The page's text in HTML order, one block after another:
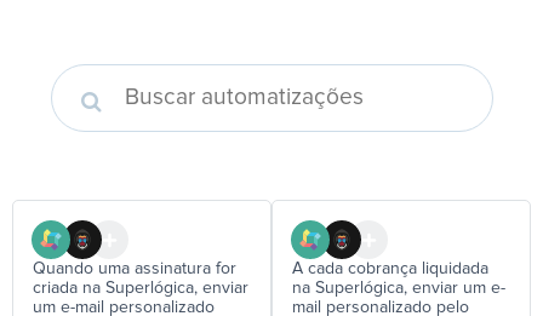
Quando uma assinatura for
criada na Superlógica, enviar
um e-mail personalizado
A cada cobrança liquidada
na Superlógica, enviar um e-
mail personalizado pelo